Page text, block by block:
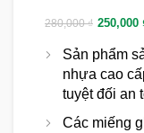
280,000₫ 250,000
Sản phẩm
nhựa cao
tuyệt đối an
Các miếng